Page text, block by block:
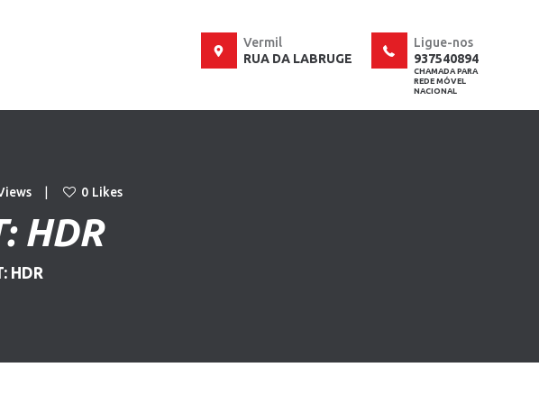
Vermil
RUA DA LABRUGE
Ligue-nos
937540894
0 Likes
HDR
HDR